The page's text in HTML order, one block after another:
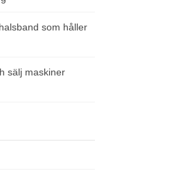
som håller
sälj maskiner